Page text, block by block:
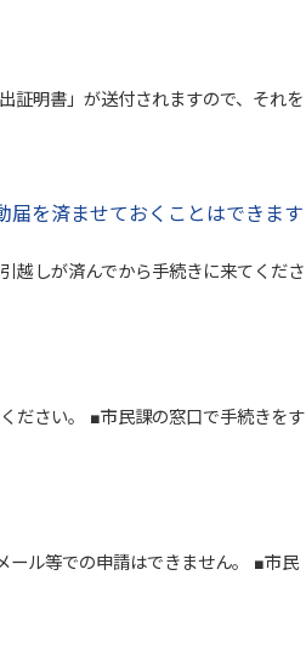
証明書」が送付されますので、それを
届を済ませておくことはできます
越しが済んでから手続きに来てくださ
ださい。 ■市民課の窓口で手続きをす
ール等での申請はできません。 ■市民